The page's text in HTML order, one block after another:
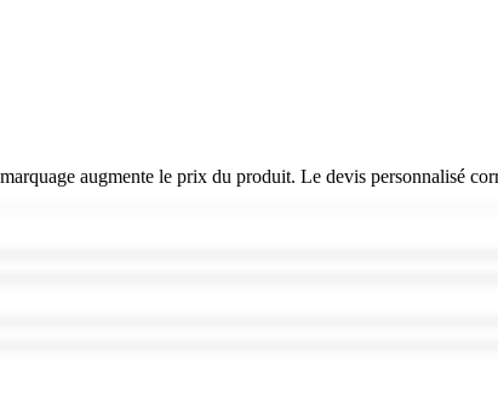
augmente le prix du produit. Le devis personnalisé